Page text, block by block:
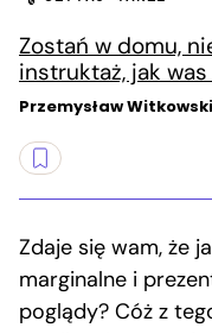
Zostań w domu,
instruktaż, jak
Przemysław Witkowski
Zdaje się wam, że
marginalne i
poglądy? Cóż z